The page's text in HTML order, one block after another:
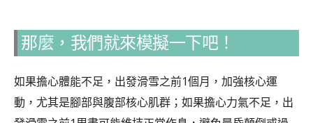
那麼，我們就來模擬一下吧！
如果擔心體能不足，出發滑雪之前1個月，加強核心運
動，尤其是腳部與腹部核心肌群；如果擔心力氣不足，出